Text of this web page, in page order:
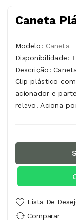
Caneta
Modelo: Caneta
Disponibilidade:
Descrição:
Clip plástico
acionador e
relevo. Aciona
Lista De
Comparar